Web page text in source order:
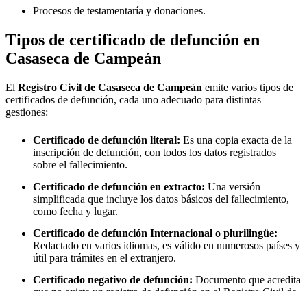
Procesos de testamentaría y donaciones.
Tipos de certificado de defunción en
Casaseca de Campeán
El Registro Civil de Casaseca de Campeán emite varios tipos de
certificados de defunción, cada uno adecuado para distintas
gestiones:
Certificado de defunción literal: Es una copia exacta de la
inscripción de defunción, con todos los datos registrados
sobre el fallecimiento.
Certificado de defunción en extracto: Una versión
simplificada que incluye los datos básicos del fallecimiento,
como fecha y lugar.
Certificado de defunción Internacional o plurilingüe:
Redactado en varios idiomas, es válido en numerosos países y
útil para trámites en el extranjero.
Certificado negativo de defunción: Documento que acredita